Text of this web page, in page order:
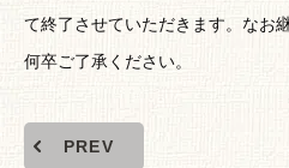
て終了させていただきます。なお
何卒ご了承ください。
PREV